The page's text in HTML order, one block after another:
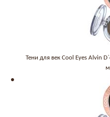
Тени для век Cool Eyes Alvin